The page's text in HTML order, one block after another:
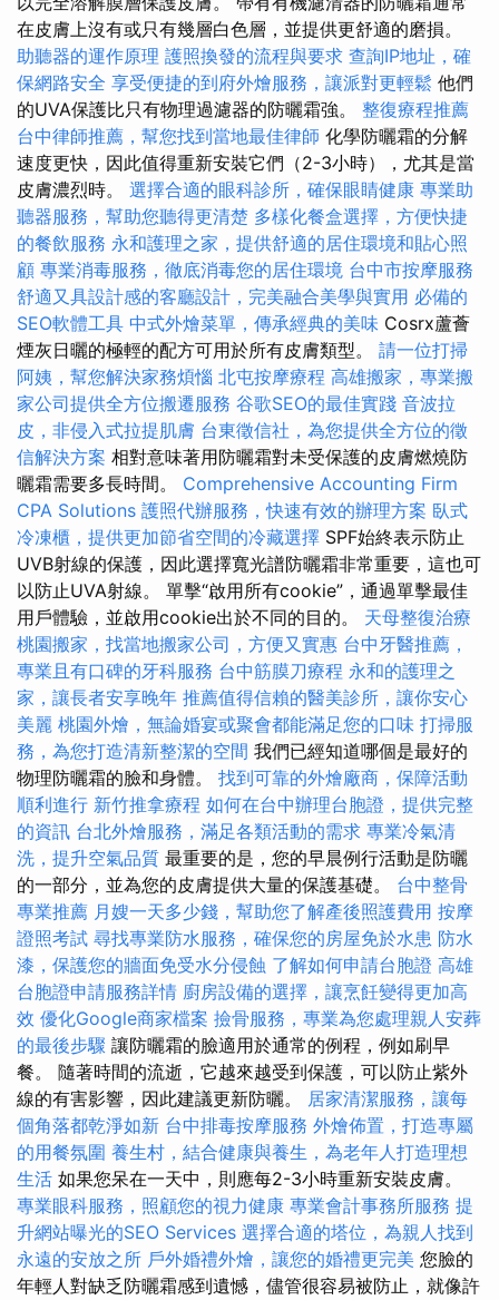
在皮膚上沒有或只有幾層白色層，並提供更舒適的磨損。
助聽器的運作原理 護照換發的流程與要求 查詢IP地址，確
保網路安全 享受便捷的到府外燴服務，讓派對更輕鬆 他們
的UVA保護比只有物理過濾器的防曬霜強。 整復療程推薦
台中律師推薦，幫您找到當地最佳律師 化學防曬霜的分解
速度更快，因此值得重新安裝它們（2-3小時），尤其是當
皮膚濃烈時。 選擇合適的眼科診所，確保眼睛健康 專業助
聽器服務，幫助您聽得更清楚 多樣化餐盒選擇，方便快捷
的餐飲服務 永和護理之家，提供舒適的居住環境和貼心照
顧 專業消毒服務，徹底消毒您的居住環境 台中市按摩服務
舒適又具設計感的客廳設計，完美融合美學與實用 必備的
SEO軟體工具 中式外燴菜單，傳承經典的美味 Cosrx蘆薈
煙灰日曬的極輕的配方可用於所有皮膚類型。 請一位打掃
阿姨，幫您解決家務煩惱 北屯按摩療程 高雄搬家，專業搬
家公司提供全方位搬遷服務 谷歌SEO的最佳實踐 音波拉
皮，非侵入式拉提肌膚 台東徵信社，為您提供全方位的徵
信解決方案 相對意味著用防曬霜對未受保護的皮膚燃燒防
曬霜需要多長時間。 Comprehensive Accounting Firm
CPA Solutions 護照代辦服務，快速有效的辦理方案 臥式
冷凍櫃，提供更加節省空間的冷藏選擇 SPF始終表示防止
UVB射線的保護，因此選擇寬光譜防曬霜非常重要，這也可
以防止UVA射線。 單擊“啟用所有cookie”，通過單擊最佳
用戶體驗，並啟用cookie出於不同的目的。 天母整復治療
桃園搬家，找當地搬家公司，方便又實惠 台中牙醫推薦，
專業且有口碑的牙科服務 台中筋膜刀療程 永和的護理之
家，讓長者安享晚年 推薦值得信賴的醫美診所，讓你安心
美麗 桃園外燴，無論婚宴或聚會都能滿足您的口味 打掃服
務，為您打造清新整潔的空間 我們已經知道哪個是最好的
物理防曬霜的臉和身體。 找到可靠的外燴廠商，保障活動
順利進行 新竹推拿療程 如何在台中辦理台胞證，提供完整
的資訊 台北外燴服務，滿足各類活動的需求 專業冷氣清
洗，提升空氣品質 最重要的是，您的早晨例行活動是防曬
的一部分，並為您的皮膚提供大量的保護基礎。 台中整骨
專業推薦 月嫂一天多少錢，幫助您了解產後照護費用 按摩
證照考試 尋找專業防水服務，確保您的房屋免於水患 防水
漆，保護您的牆面免受水分侵蝕 了解如何申請台胞證 高雄
台胞證申請服務詳情 廚房設備的選擇，讓烹飪變得更加高
效 優化Google商家檔案 撿骨服務，專業為您處理親人安葬
的最後步驟 讓防曬霜的臉適用於通常的例程，例如刷早
餐。 隨著時間的流逝，它越來越受到保護，可以防止紫外
線的有害影響，因此建議更新防曬。 居家清潔服務，讓每
個角落都乾淨如新 台中排毒按摩服務 外燴佈置，打造專屬
的用餐氛圍 養生村，結合健康與養生，為老年人打造理想
生活 如果您呆在一天中，則應每2-3小時重新安裝皮膚。
專業眼科服務，照顧您的視力健康 專業會計事務所服務 提
升網站曝光的SEO Services 選擇合適的塔位，為親人找到
永遠的安放之所 戶外婚禮外燴，讓您的婚禮更完美 您臉的
年輕人對缺乏防曬霜感到遺憾，儘管很容易被防止，就像許